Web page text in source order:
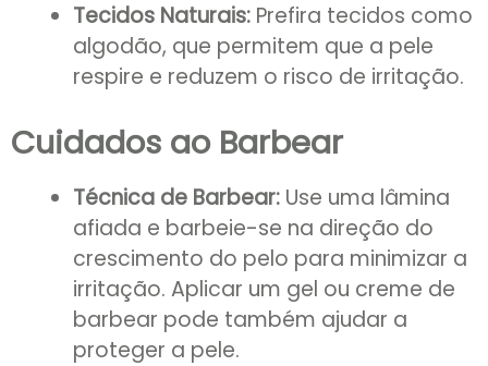
Tecidos Naturais: Prefira tecidos como
algodão, que permitem que a pele
respire e reduzem o risco de irritação.
Cuidados ao Barbear
Técnica de Barbear: Use uma lâmina
afiada e barbeie-se na direção do
crescimento do pelo para minimizar a
irritação. Aplicar um gel ou creme de
barbear pode também ajudar a
proteger a pele.